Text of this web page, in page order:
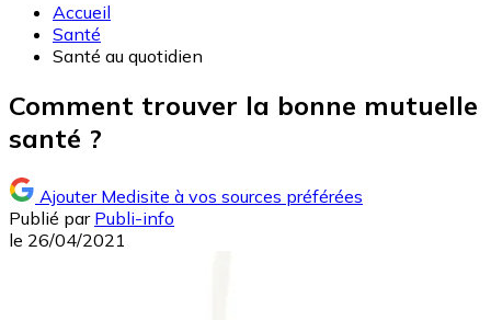
Accueil
Santé
Santé au quotidien
Comment trouver la bonne mutuelle
santé ?
Ajouter Medisite à vos sources préférées
Publié par Publi-info
le 26/04/2021